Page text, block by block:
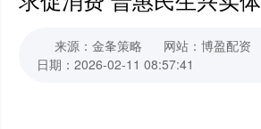
来源：金夆策略 网站：博盈配资
日期：2026-02-11 08:57:41